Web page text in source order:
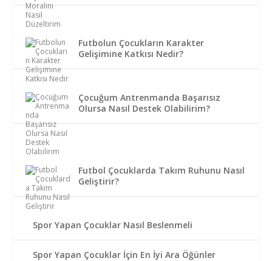
Futbolun Çocukların Karakter
Gelişimine Katkısı Nedir?
Çocuğum Antrenmanda Başarısız
Olursa Nasıl Destek Olabilirim?
Futbol Çocuklarda Takım Ruhunu Nasıl
Geliştirir?
Spor Yapan Çocuklar Nasıl Beslenmeli
Spor Yapan Çocuklar İçin En İyi Ara Öğünler